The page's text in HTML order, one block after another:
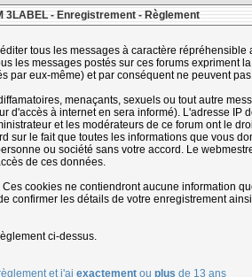
3LABEL - Enregistrement - Règlement
tous les messages à caractère
les messages postés sur ces forums expriment
par eux-même) et par conséquent ne peuvent
menaçants, sexuels ou tout autre
à internet en sera informé). L'adresse IP
et les modérateurs de ce forum ont le
sur le fait que toutes les informations que vous
ou société sans votre accord. Le
de ces données.
cookies ne contiendront aucune information
les détails de votre enregistrement
ci-dessus.
et j'ai exactementou plus de 13 ans